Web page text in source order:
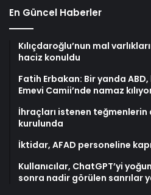
En Güncel Haberler
Kılıçdaroğlu’nun mal
haciz konuldu
Fatih Erbakan: Bir yanda
Emevi Camii’nde namaz
İhraçları istenen teğmenlerin
kurulunda
İktidar, AFAD personeline
Kullanıcılar, ChatGPT’yi
sonra nadir görülen sanrılar